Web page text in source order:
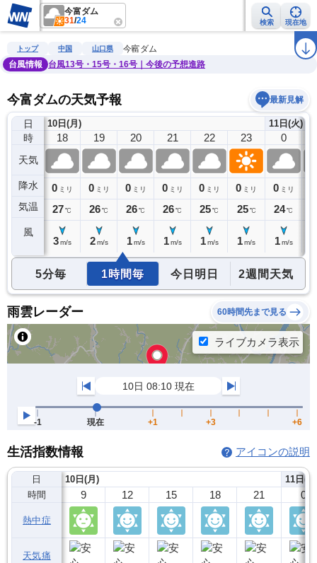
今富ダム
31/24 検索 現在地
雨雲レーダー 台風情報 地震情報 ラ
トップ 中国 山口県
今富ダム
台風情報
台風13号・15号・16号｜今後の予想進路
今富ダムの天気予報 最新見解
日
時
天気
降水
気温
風
10日(月)
17
0ミリ
29℃
18
0 ミリ
27℃
3 m/s
19
0 ミリ
26℃
2 m/s
20
0 ミリ
26℃
1 m/s
21
0 ミリ
26℃
1 m/s
22
0 ミリ
25℃
1 m/s
23
0 ミリ
25 ℃
1m/s
11日(火)
0
0 ミリ
24℃
1 m/s
5分毎 1時間毎 今日明日 2週間天気
雨雲レーダー 60時間先まで見る
生活指数情報 アイコンの説明
日
時間
熱中症
天気痛
10日(月)
9 12 15 18 21
11日(
0